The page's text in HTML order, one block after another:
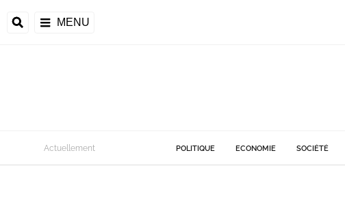
MENU
Actuellement POLITIQUE ECONOMIE SOCIÉTÉ